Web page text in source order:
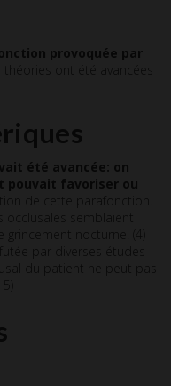
provoquée par
théories ont été avancées
été avancée: on
pouvait favoriser ou
de cette parafonction.
occlusales semblaient
grincement nocturne. (4)
par diverses études
du patient ne peut pas